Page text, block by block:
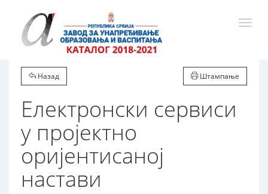
Назад Штампање
Електронски сервиси
у пројектно
оријентисаној
настави